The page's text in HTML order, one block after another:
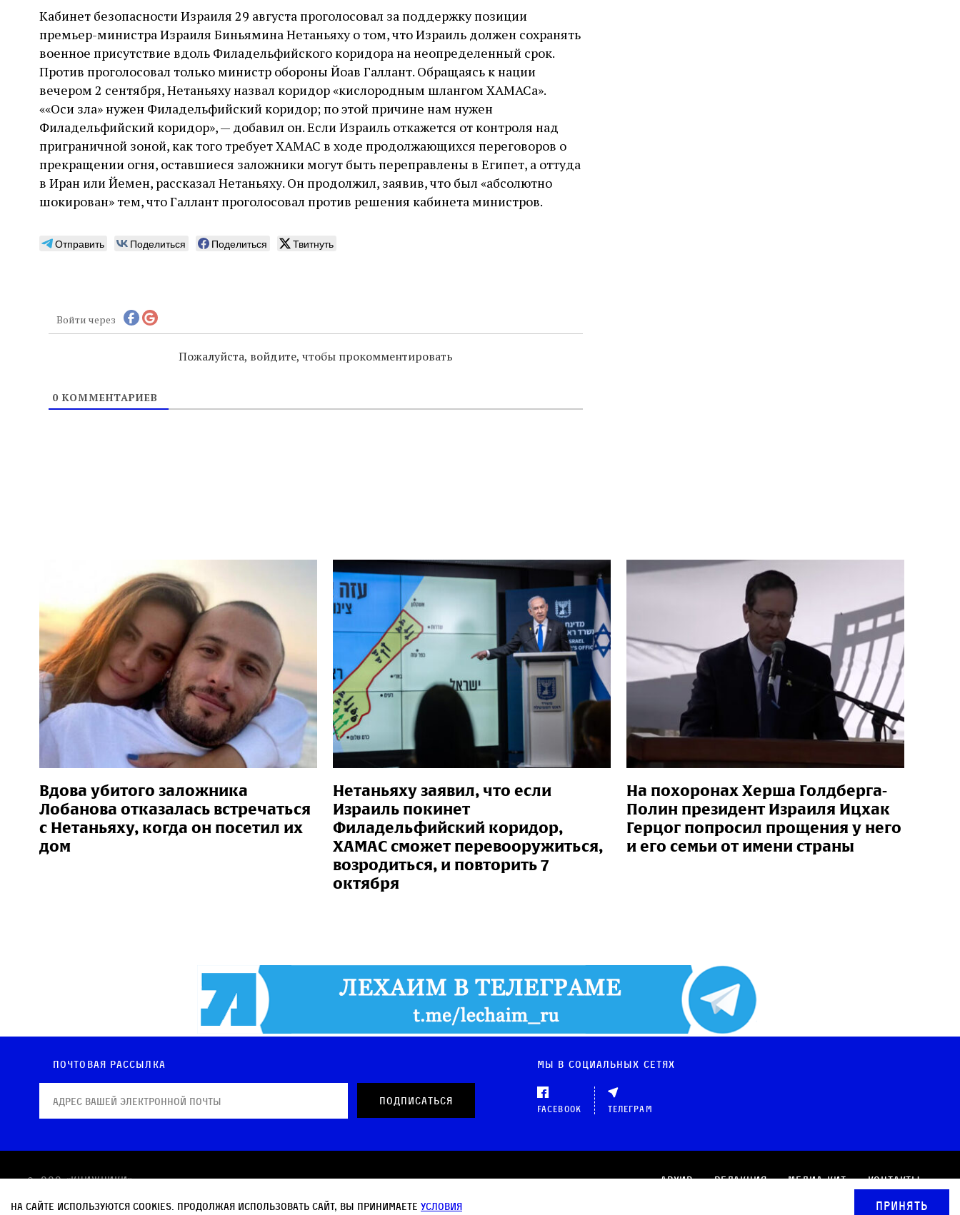
Кабинет безопасности Израиля 29 августа проголосовал за поддержку позиции
премьер-министра Израиля Биньямина Нетаньяху о том, что Израиль должен сохранять
военное присутствие вдоль Филадельфийского коридора на неопределенный срок.
Против проголосовал только министр обороны Йоав Галлант. Обращаясь к нации
вечером 2 сентября, Нетаньяху назвал коридор «кислородным шлангом ХАМАСа».
««Оси зла» нужен Филадельфийский коридор; по этой причине нам нужен
Филадельфийский коридор», — добавил он. Если Израиль откажется от контроля над
приграничной зоной, как того требует ХАМАС в ходе продолжающихся переговоров о
прекращении огня, оставшиеся заложники могут быть переправлены в Египет, а оттуда
в Иран или Йемен, рассказал Нетаньяху. Он продолжил, заявив, что был «абсолютно
шокирован» тем, что Галлант проголосовал против решения кабинета министров.
Отправить Поделиться Поделиться Твитнуть
Войти через
Пожалуйста, войдите, чтобы прокомментировать
0КОММЕНТАРИЕВ
Вдова убитого заложника
Лобанова отказалась встречаться
с Нетаньяху, когда он посетил их
дом
Нетаньяху заявил, что если
Израиль покинет
Филадельфийский коридор,
ХАМАС сможет перевооружиться,
возродиться, и повторить 7
октября
На похоронах Херша Голдберга-
Полин президент Израиля Ицхак
Герцог попросил прощения у него
и его семьи от имени страны
Почтовая рассылка Мы в социальных сетях
Facebook Телеграм
© OOO «КНИЖНИКИ» Архив Редакция Медиа-кит
Контакты
Политика в отношении обработки персональных данных
На сайте используются cookies. Продолжая использовать сайт, вы принимаете условия Принять